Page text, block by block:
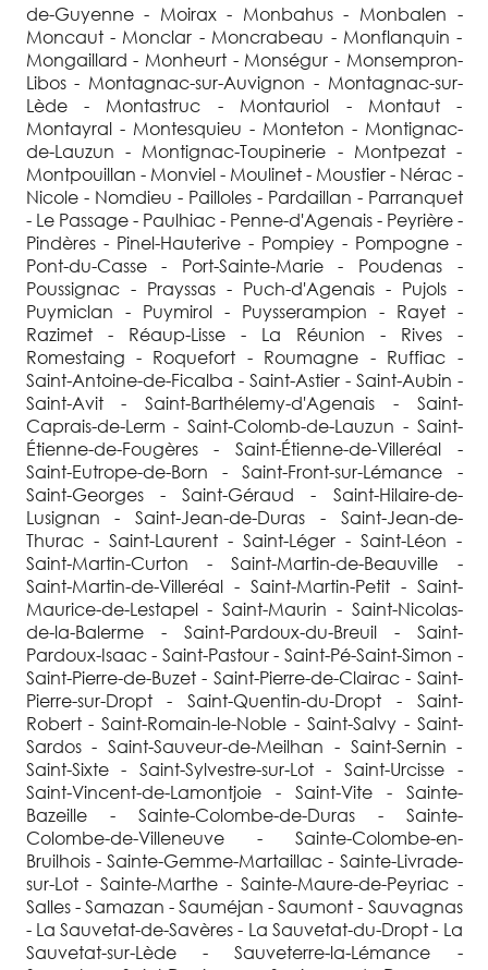
de-Guyenne - Moirax - Monbahus - Monbalen -
Moncaut - Monclar - Moncrabeau - Monflanquin -
Mongaillard - Monheurt - Monségur - Monsempron-
Libos - Montagnac-sur-Auvignon - Montagnac-sur-
Lède - Montastruc - Montauriol - Montaut -
Montayral - Montesquieu - Monteton - Montignac-
de-Lauzun - Montignac-Toupinerie - Montpezat -
Montpouillan - Monviel - Moulinet - Moustier - Nérac -
Nicole - Nomdieu - Pailloles - Pardaillan - Parranquet
- Le Passage - Paulhiac - Penne-d'Agenais - Peyrière -
Pindères - Pinel-Hauterive - Pompiey - Pompogne -
Pont-du-Casse - Port-Sainte-Marie - Poudenas -
Poussignac - Prayssas - Puch-d'Agenais - Pujols -
Puymiclan - Puymirol - Puysserampion - Rayet -
Razimet - Réaup-Lisse - La Réunion - Rives -
Romestaing - Roquefort - Roumagne - Ruffiac -
Saint-Antoine-de-Ficalba - Saint-Astier - Saint-Aubin -
Saint-Avit - Saint-Barthélemy-d'Agenais - Saint-
Caprais-de-Lerm - Saint-Colomb-de-Lauzun - Saint-
Étienne-de-Fougères - Saint-Étienne-de-Villeréal -
Saint-Eutrope-de-Born - Saint-Front-sur-Lémance -
Saint-Georges - Saint-Géraud - Saint-Hilaire-de-
Lusignan - Saint-Jean-de-Duras - Saint-Jean-de-
Thurac - Saint-Laurent - Saint-Léger - Saint-Léon -
Saint-Martin-Curton - Saint-Martin-de-Beauville -
Saint-Martin-de-Villeréal - Saint-Martin-Petit - Saint-
Maurice-de-Lestapel - Saint-Maurin - Saint-Nicolas-
de-la-Balerme - Saint-Pardoux-du-Breuil - Saint-
Pardoux-Isaac - Saint-Pastour - Saint-Pé-Saint-Simon -
Saint-Pierre-de-Buzet - Saint-Pierre-de-Clairac - Saint-
Pierre-sur-Dropt - Saint-Quentin-du-Dropt - Saint-
Robert - Saint-Romain-le-Noble - Saint-Salvy - Saint-
Sardos - Saint-Sauveur-de-Meilhan - Saint-Sernin -
Saint-Sixte - Saint-Sylvestre-sur-Lot - Saint-Urcisse -
Saint-Vincent-de-Lamontjoie - Saint-Vite - Sainte-
Bazeille - Sainte-Colombe-de-Duras - Sainte-
Colombe-de-Villeneuve - Sainte-Colombe-en-
Bruilhois - Sainte-Gemme-Martaillac - Sainte-Livrade-
sur-Lot - Sainte-Marthe - Sainte-Maure-de-Peyriac -
Salles - Samazan - Sauméjan - Saumont - Sauvagnas
- La Sauvetat-de-Savères - La Sauvetat-du-Dropt - La
Sauvetat-sur-Lède - Sauveterre-la-Lémance -